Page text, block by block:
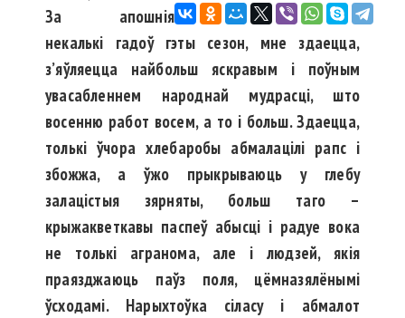
За апошнія
некалькі гадоў гэты сезон, мне здаецца,
з’яўляецца найбольш яскравым і поўным
увасабленнем народнай мудрасці, што
восенню работ восем, а то і больш. Здаецца,
толькі ўчора хлебаробы абмалацілі рапс і
збожжа, а ўжо прыкрываюць у глебу
залацістыя зярняты, больш таго –
крыжакветкавы паспеў абысці і радуе вока
не толькі агранома, але і людзей, якія
праязджаюць паўз поля, цёмназялёнымі
ўсходамі. Нарыхтоўка сіласу і абмалот